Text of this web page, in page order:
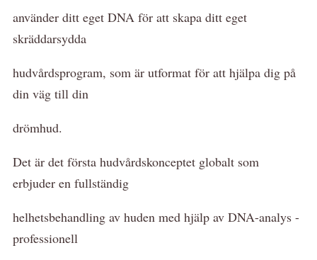
använder ditt eget DNA för att skapa ditt eget
skräddarsydda
hudvårdsprogram, som är utformat för att hjälpa dig på
din väg till din
drömhud.
Det är det första hudvårdskonceptet globalt som
erbjuder en fullständig
helhetsbehandling av huden med hjälp av DNA-analys -
professionell